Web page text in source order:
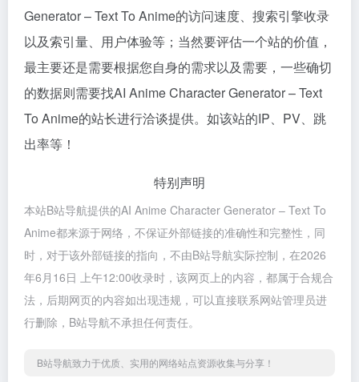
Generator – Text To Anime的访问速度、搜索引擎收录
以及索引量、用户体验等；当然要评估一个站的价值，
最主要还是需要根据您自身的需求以及需要，一些确切
的数据则需要找AI Anime Character Generator – Text
To Anime的站长进行洽谈提供。如该站的IP、PV、跳
出率等！
特别声明
本站B站导航提供的AI Anime Character Generator – Text To
Anime都来源于网络，不保证外部链接的准确性和完整性，同
时，对于该外部链接的指向，不由B站导航实际控制，在2026
年6月16日 上午12:00收录时，该网页上的内容，都属于合规合
法，后期网页的内容如出现违规，可以直接联系网站管理员进
行删除，B站导航不承担任何责任。
B站导航致力于优质、实用的网络站点资源收集与分享！